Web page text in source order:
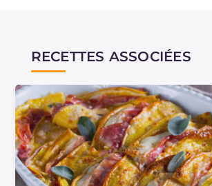
RECETTES ASSOCIÉES